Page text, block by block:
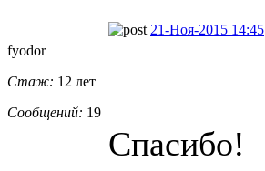
fyodor
Стаж: 12 лет
Сообщений: 19
21-Ноя-2015 14:45
Спасибо!